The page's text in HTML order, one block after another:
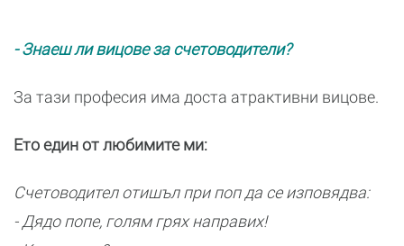
- Знаеш ли вицове за счетоводители?
За тази професия има доста атрактивни вицове.
Ето един от любимите ми:
Счетоводител отишъл при поп да се изповядва:
- Дядо попе, голям грях направих!